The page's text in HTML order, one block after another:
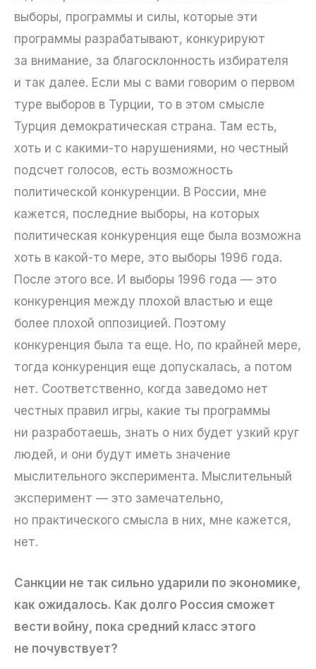
выборы, программы и силы, которые эти
программы разрабатывают, конкурируют
за внимание, за благосклонность избирателя
и так далее. Если мы с вами говорим о первом
туре выборов в Турции, то в этом смысле
Турция демократическая страна. Там есть,
хоть и с какими-то нарушениями, но честный
подсчет голосов, есть возможность
политической конкуренции. В России, мне
кажется, последние выборы, на которых
политическая конкуренция еще была возможна
хоть в какой-то мере, это выборы 1996 года.
После этого все. И выборы 1996 года — это
конкуренция между плохой властью и еще
более плохой оппозицией. Поэтому
конкуренция была та еще. Но, по крайней мере,
тогда конкуренция еще допускалась, а потом
нет. Соответственно, когда заведомо нет
честных правил игры, какие ты программы
ни разработаешь, знать о них будет узкий круг
людей, и они будут иметь значение
мыслительного эксперимента. Мыслительный
эксперимент — это замечательно,
но практического смысла в них, мне кажется,
нет.
Санкции не так сильно ударили по экономике,
как ожидалось. Как долго Россия сможет
вести войну, пока средний класс этого
не почувствует?